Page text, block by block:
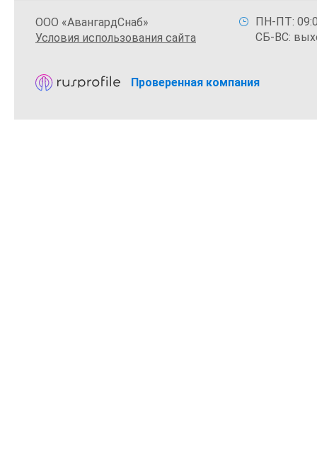
ООО «АвангардСнаб»
Условия использования сайта
ПН-ПТ:
СБ-ВС:
Проверенная компания